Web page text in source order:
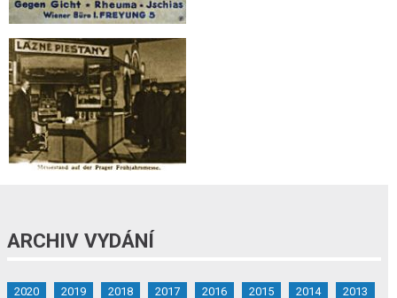
ARCHIV VYDÁNÍ
2020 2019 2018 2017 2016 2015 2014
2013